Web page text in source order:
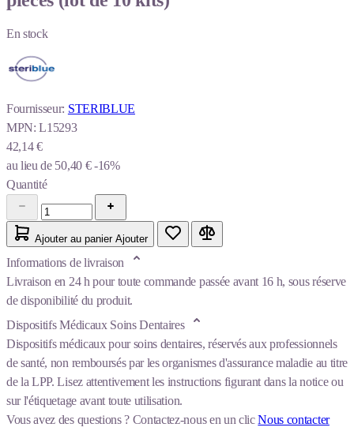
En stock
Fournisseur: STERIBLUE
MPN: L15293
42,14 €
au lieu de 50,40 € -16%
Quantité
Ajouter au panier Ajouter
Informations de livraison
Livraison en 24 h pour toute commande passée avant 16 h, sous réserve
de disponibilité du produit.
Dispositifs Médicaux Soins Dentaires
Dispositifs médicaux pour soins dentaires, réservés aux professionnels
de santé, non remboursés par les organismes d'assurance maladie au titre
de la LPP. Lisez attentivement les instructions figurant dans la notice ou
sur l'étiquetage avant toute utilisation.
Vous avez des questions ? Contactez-nous en un clicNous contacter